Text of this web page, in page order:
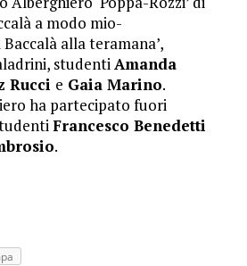
a modo mio-
alla teramana’,
studentiAmanda
Rucci e Gaia Marino.
ha partecipato fuori
Francesco Benedetti
.